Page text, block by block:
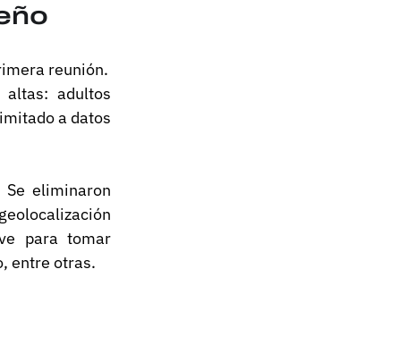
reunión.
adultos
a datos
eliminaron
para tomar
entre otras.